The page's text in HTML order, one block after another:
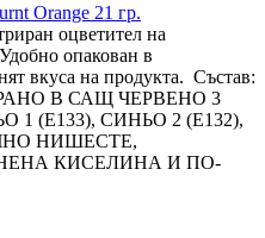
Orange 21 гр.
оцветител на
опакован в
вкуса на продукта. Състав:
В САЩ ЧЕРВЕНО 3
1 (Е133), СИНЬО 2 (Е132),
НИШЕСТЕ,
КИСЕЛИНА И ПО-